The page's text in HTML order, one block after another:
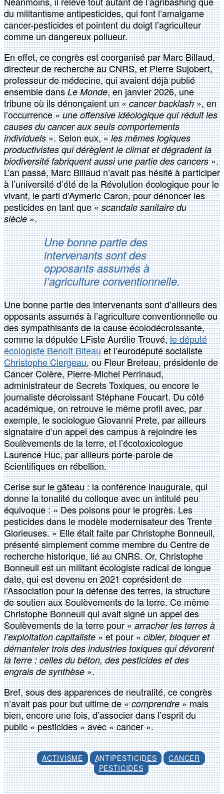
du militantisme antipesticides, qui font l’amalgame
cancer-pesticides et pointent du doigt l’agriculteur
comme un dangereux pollueur.
En effet, ce congrès est coorganisé par Marc Billaud,
directeur de recherche au CNRS, et Pierre Sujobert,
professeur de médecine, qui avaient déjà publié
ensemble dansLe Monde, en janvier 2026, une
tribune où ils dénonçaient un «cancer backlash», en
l’occurrence «une offensive idéologique qui réduit les
causes du cancer aux seuls comportements
individuels». Selon eux, «les mêmes logiques
productivistes qui dérèglent le climat et dégradent la
biodiversité fabriquent aussi une partie des cancers».
L’an passé, Marc Billaud n’avait pas hésité à participer
à l’université d’été de la Révolution écologique pour le
vivant, le parti d’Aymeric Caron, pour dénoncer les
pesticides en tant que «scandale sanitaire du
siècle».
Une bonne partie des
intervenants sont des
opposants assumés à
l’agriculture conventionnelle.
Une bonne partie des intervenants sont d’ailleurs des
opposants assumés à l’agriculture conventionnelle ou
des sympathisants de la cause écolodécroissante,
comme la députée LFiste Aurélie Trouvé,le député
écologiste Benoît Biteauet l’eurodéputé socialiste
Christophe Clergeau, ou Fleur Breteau, présidente de
Cancer Colère, Pierre-Michel Perrinaud,
administrateur de Secrets Toxiques, ou encore le
journaliste décroissant Stéphane Foucart. Du côté
académique, on retrouve le même profil avec, par
exemple, le sociologue Giovanni Prete, par ailleurs
signataire d’un appel des campus à rejoindre les
Soulèvements de la terre, et l’écotoxicologue
Laurence Huc, par ailleurs porte-parole de
Scientifiques en rébellion.
Cerise sur le gâteau : la conférence inaugurale, qui
donne la tonalité du colloque avec un intitulé peu
équivoque : « Des poisons pour le progrès. Les
pesticides dans le modèle modernisateur des Trente
Glorieuses. » Elle était faite par Christophe Bonneuil,
présenté simplement comme membre du Centre de
recherche historique, lié au CNRS. Or, Christophe
Bonneuil est un militant écologiste radical de longue
date, qui est devenu en 2021 coprésident de
l’Association pour la défense des terres, la structure
de soutien aux Soulèvements de la terre. Ce même
Christophe Bonneuil qui avait signé un appel des
Soulèvements de la terre pour «arracher les terres à
l’exploitation capitaliste» et pour «cibler, bloquer et
démanteler trois des industries toxiques qui dévorent
la terre : celles du béton, des pesticides et des
engrais de synthèse».
Bref, sous des apparences de neutralité, ce congrès
n’avait pas pour but ultime de «comprendre» mais
bien, encore une fois, d’associer dans l’esprit du
public « pesticides » avec « cancer ».
ACTIVISME ANTIPESTICIDES
CANCER
PESTICIDES